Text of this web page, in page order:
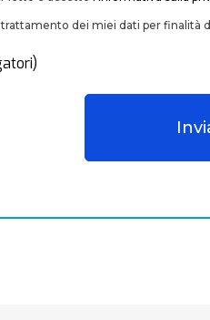
dei miei dati per finalità